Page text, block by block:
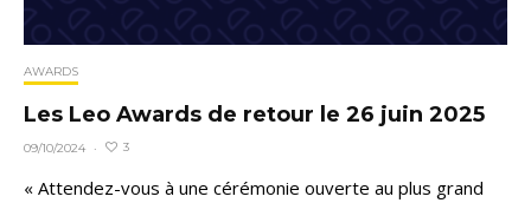
AWARDS
Les Leo Awards de retour le 26 juin 2025
09/10/2024 · 3
« Attendez-vous à une cérémonie ouverte au plus grand